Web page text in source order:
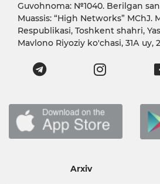
Guvohnoma: №1040. Berilgan
Muassis: “High Networks” MChJ.
Respublikasi, Toshkent shahri,
Mavlono Riyoziy ko'chasi, 31А uy,
Arxiv